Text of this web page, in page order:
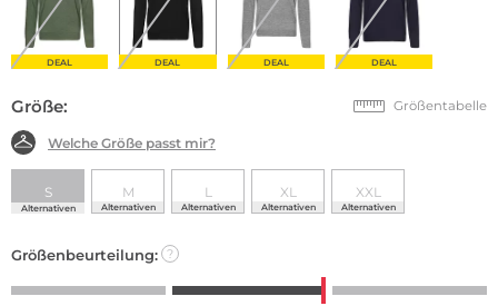
DEAL DEAL DEAL DEAL
Größe: Größentabelle
Welche Größe passt mir?
S
Alternativen
M
Alternativen
L
Alternativen
XL
Alternativen
XXL
Alternativen
Größenbeurteilung: ?